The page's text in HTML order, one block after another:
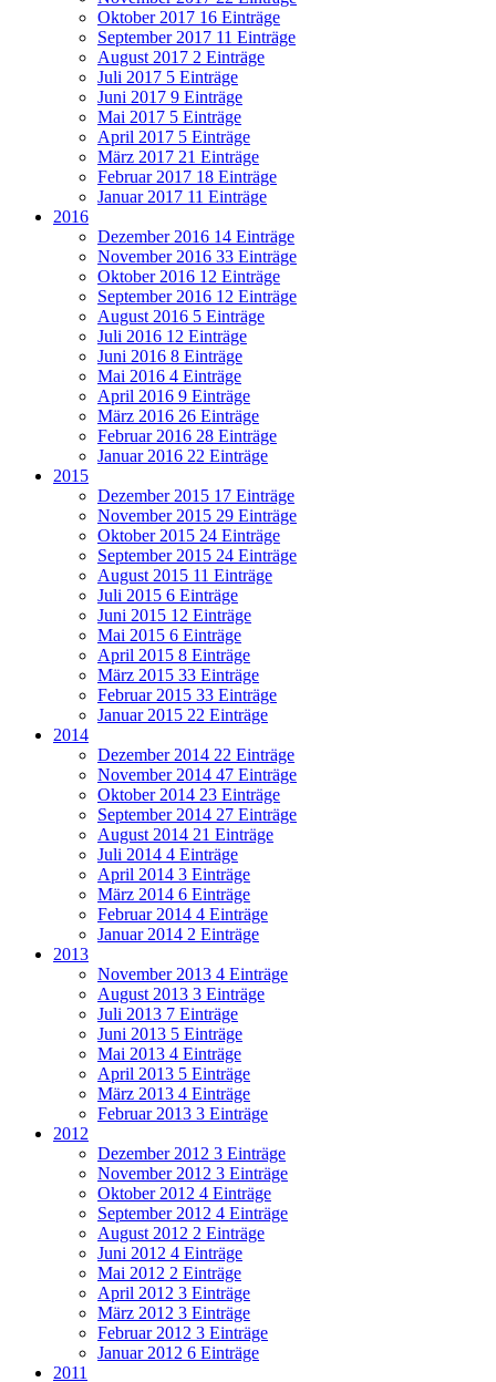
Oktober 2017 16 Einträge
September 2017 11 Einträge
August 2017 2 Einträge
Juli 2017 5 Einträge
Juni 2017 9 Einträge
Mai 2017 5 Einträge
April 2017 5 Einträge
März 2017 21 Einträge
Februar 2017 18 Einträge
Januar 2017 11 Einträge
2016
Dezember 2016 14 Einträge
November 2016 33 Einträge
Oktober 2016 12 Einträge
September 2016 12 Einträge
August 2016 5 Einträge
Juli 2016 12 Einträge
Juni 2016 8 Einträge
Mai 2016 4 Einträge
April 2016 9 Einträge
März 2016 26 Einträge
Februar 2016 28 Einträge
Januar 2016 22 Einträge
2015
Dezember 2015 17 Einträge
November 2015 29 Einträge
Oktober 2015 24 Einträge
September 2015 24 Einträge
August 2015 11 Einträge
Juli 2015 6 Einträge
Juni 2015 12 Einträge
Mai 2015 6 Einträge
April 2015 8 Einträge
März 2015 33 Einträge
Februar 2015 33 Einträge
Januar 2015 22 Einträge
2014
Dezember 2014 22 Einträge
November 2014 47 Einträge
Oktober 2014 23 Einträge
September 2014 27 Einträge
August 2014 21 Einträge
Juli 2014 4 Einträge
April 2014 3 Einträge
März 2014 6 Einträge
Februar 2014 4 Einträge
Januar 2014 2 Einträge
2013
November 2013 4 Einträge
August 2013 3 Einträge
Juli 2013 7 Einträge
Juni 2013 5 Einträge
Mai 2013 4 Einträge
April 2013 5 Einträge
März 2013 4 Einträge
Februar 2013 3 Einträge
2012
Dezember 2012 3 Einträge
November 2012 3 Einträge
Oktober 2012 4 Einträge
September 2012 4 Einträge
August 2012 2 Einträge
Juni 2012 4 Einträge
Mai 2012 2 Einträge
April 2012 3 Einträge
März 2012 3 Einträge
Februar 2012 3 Einträge
Januar 2012 6 Einträge
2011